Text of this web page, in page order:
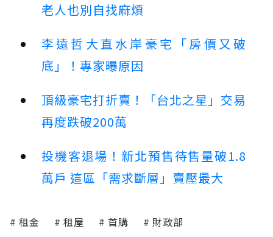
老人也別自找麻煩
李遠哲大直水岸豪宅「房價又破
底」！專家曝原因
頂級豪宅打折賣！「台北之星」交易
再度跌破200萬
投機客退場！新北預售待售量破1.8
萬戶 這區「需求斷層」賣壓最大
租金 租屋 首購 財政部